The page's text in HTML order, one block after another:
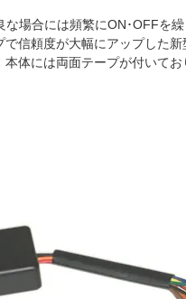
場合には頻繁にON･OFFを
信頼度が大幅にアップした新
体には両面テープが付いて